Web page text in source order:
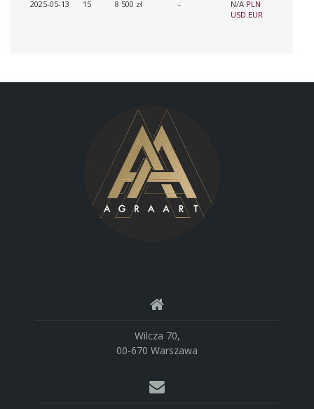
2025-05-13 15 8 500 zł - N/A PLN
USD EUR
Wilcza 70,
00-670 Warszawa